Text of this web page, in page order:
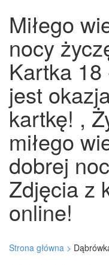
Miłego
nocy
Kartka
jest
kartkę! ,
miłego
dobrej
Zdjęcia z
online!
Strona główna >